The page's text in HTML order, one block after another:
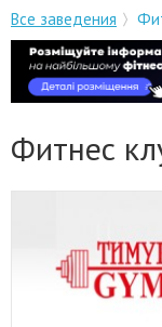
Все заведения
Фитнес